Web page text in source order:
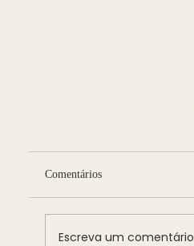
Comentários
Escreva um comentário